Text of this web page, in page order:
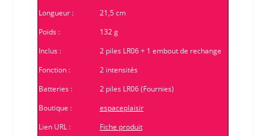
Longueur :
21,5 cm
Poids :
132 g
Inclus :
2 piles LR06 + 1 embout de rechange
Fonction :
2 intensités
Batteries :
2 piles LR06 (Fournies)
Boutique :
espaceplaisir
Lien URL :
Fiche produit